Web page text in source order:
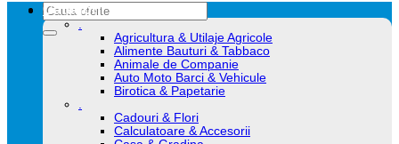
Caută
după:
Categorii
.
Agricultura & Utilaje Agricole
Alimente Bauturi & Tabbaco
Animale de Companie
Auto Moto Barci & Vehicule
Birotica & Papetarie
.
Cadouri & Flori
Calculatoare & Accesorii